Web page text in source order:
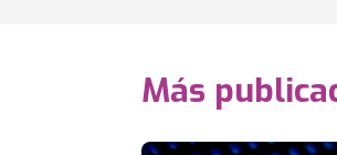
Más